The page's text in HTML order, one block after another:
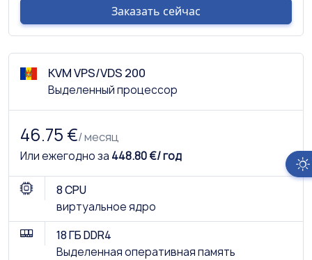
Заказать сейчас
KVM VPS/VDS 200
Выделенный процессор
46.75 €/ месяц
Или ежегодно за 448.80 €/ год
8 CPU
виртуальное ядро
18 ГБ DDR4
Выделенная оперативная память